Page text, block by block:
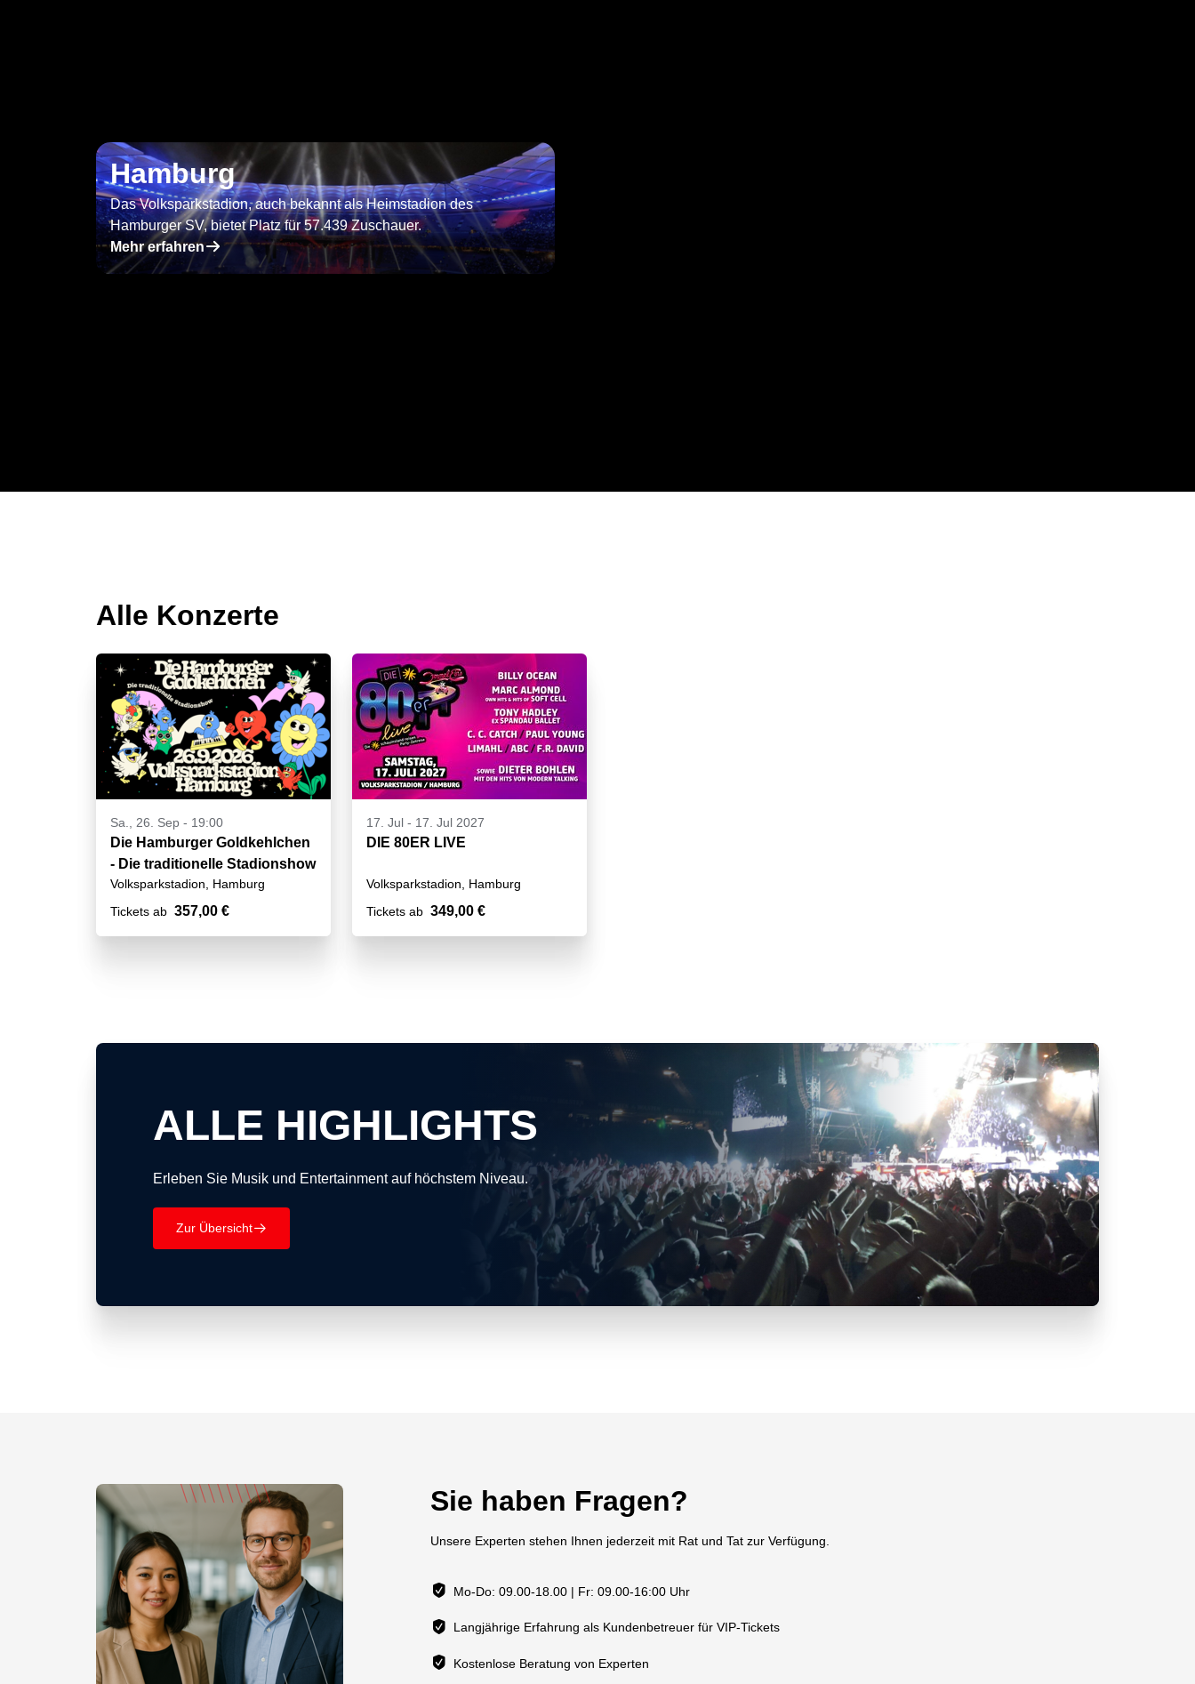
Hamburg
Das Volksparkstadion, auch bekannt als Heimstadion des
Hamburger SV, bietet Platz für 57.439 Zuschauer.
Mehr erfahren􀄫
Alle Konzerte
Sa., 26. Sep - 19:00
Die Hamburger Goldkehlchen
- Die traditionelle Stadionshow
Volksparkstadion, Hamburg
Tickets ab 357,00 €
17. Jul - 17. Jul 2027
DIE 80ER LIVE
Volksparkstadion, Hamburg
Tickets ab 349,00 €
ALLE HIGHLIGHTS
Erleben Sie Musik und Entertainment auf höchstem Niveau.
Zur Übersicht􀄫
Sie haben Fragen?
Unsere Experten stehen Ihnen jederzeit mit Rat und Tat zur Verfügung.
Mo-Do: 09.00-18.00 | Fr: 09.00-16:00 Uhr
Langjährige Erfahrung als Kundenbetreuer für VIP-Tickets
Kostenlose Beratung von Experten